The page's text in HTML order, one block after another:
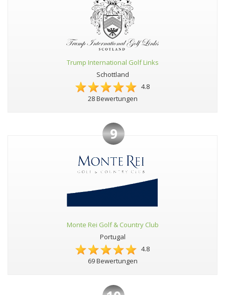
Trump International Golf Links
Schottland
4.8
28 Bewertungen
9
Monte Rei Golf & Country Club
Portugal
4.8
69 Bewertungen